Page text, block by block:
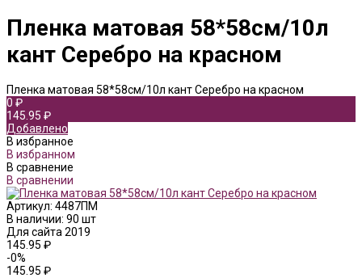
Пленка матовая 58*58см/10л
кант Серебро на красном
Пленка матовая 58*58см/10л кант Серебро на красном
0 ₽
145.95 ₽
Добавлено
В избранное
В избранном
В сравнение
В сравнении
Артикул: 4487ПМ
В наличии: 90 шт
Для сайта 2019
145.95 ₽
-0%
145.95 ₽